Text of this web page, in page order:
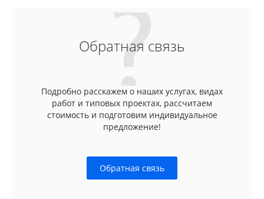
Обратная связь
Подробно расскажем о наших услугах, видах
работ и типовых проектах, рассчитаем
стоимость и подготовим индивидуальное
предложение!
Обратная связь